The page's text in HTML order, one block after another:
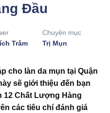
Đầu
Trâm
Chuyên mục
Trị Mụn
cho làn da mụn tại Quận
sẽ giới thiệu đến bạn
12 Chất Lượng Hàng
các tiêu chí đánh giá